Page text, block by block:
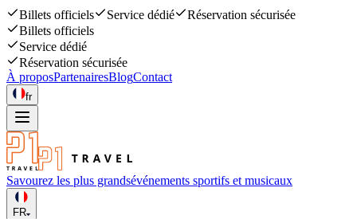
Billets officiels Service dédié
Réservation sécurisée
Billets officiels
Service dédié
Réservation sécurisée
À proposPartenairesBlogContact
fr
Savourez les plus grandsévénements sportifs et musicaux
FR